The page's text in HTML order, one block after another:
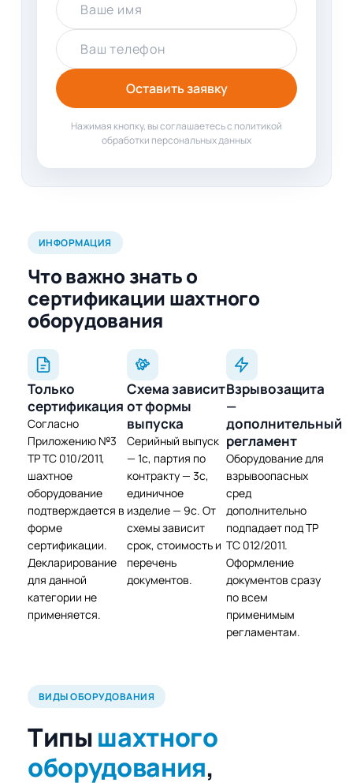
Ваше имя
Ваш телефон
Оставить заявку
Нажимая кнопку, вы соглашаетесь с политикой
обработки персональных данных
ИНФОРМАЦИЯ
Что важно знать о
сертификации шахтного
оборудования
Только
сертификация
Согласно
Приложению №3
ТР ТС 010/2011,
шахтное
оборудование
подтверждается в
форме
сертификации.
Декларирование
для данной
категории не
применяется.
Схема зависит
от формы
выпуска
Серийный выпуск
— 1с, партия по
контракту — 3с,
единичное
изделие — 9с. От
схемы зависит
срок, стоимость и
перечень
документов.
Взрывозащита
—
дополнительный
регламент
Оборудование для
взрывоопасных
сред
дополнительно
подпадает под ТР
ТС 012/2011.
Оформление
документов сразу
по всем
применимым
регламентам.
ВИДЫ ОБОРУДОВАНИЯ
Типышахтного
оборудования,